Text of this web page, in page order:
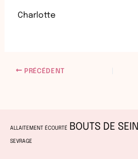
Charlotte
PRÉCÉDENT
ALLAITEMENT ÉCOURTÉ BOUTS DE SEIN
SEVRAGE